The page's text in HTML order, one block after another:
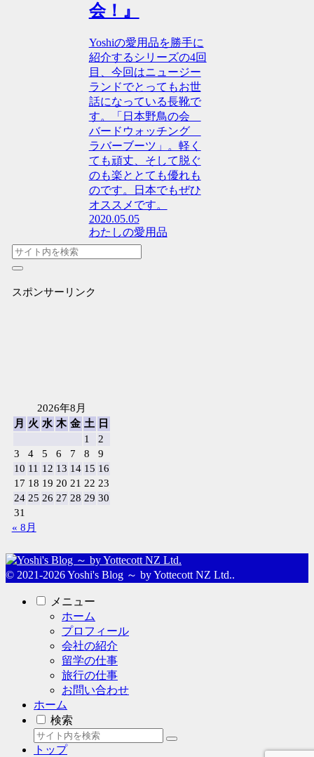
会！』
Yoshiの愛用品を勝手に
紹介するシリーズの4回
目、今回はニュージー
ランドでとってもお世
話になっている長靴で
す。「日本野鳥の会
バードウォッチング
ラバーブーツ」。軽く
ても頑丈、そして脱ぐ
のも楽ととても優れも
のです。日本でもぜひ
オススメです。
2020.05.05
わたしの愛用品
スポンサーリンク
2026年8月
月
火 水 木 金 土
日
1
2
3
4 5 6 7 8
9
10 11 12 13 14 15 16
17 18 19 20 21 22 23
24 25 26 27 28 29 30
31
« 8月
© 2021-2026 Yoshi's Blog ～ by Yottecott NZ Ltd..
メニュー
ホーム
プロフィール
会社の紹介
留学の仕事
旅行の仕事
お問い合わせ
ホーム
検索
トップ